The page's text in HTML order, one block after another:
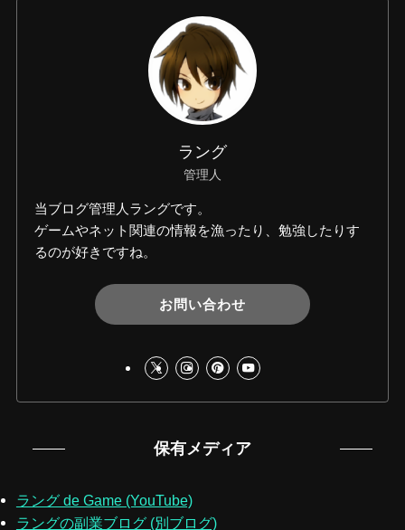
ラング
管理人
当ブログ管理人ラングです。
ゲームやネット関連の情報を漁ったり、勉強したりす
るのが好きですね。
お問い合わせ
保有メディア
ラング de Game (YouTube)
ラングの副業ブログ (別ブログ)